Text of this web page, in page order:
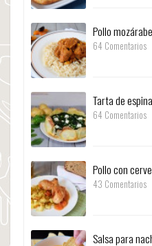
Pollo mozárabe
64 Comentarios
Tarta de
64 Comentarios
Pollo con
43 Comentarios
Salsa para